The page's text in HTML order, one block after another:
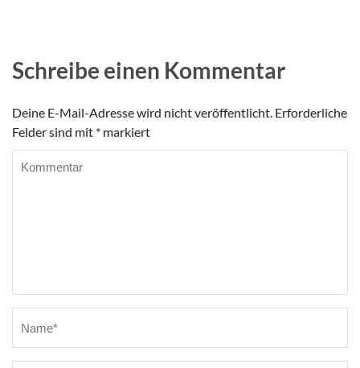
Schreibe einen Kommentar
Deine E-Mail-Adresse wird nicht veröffentlicht. Erforderliche
Felder sind mit * markiert